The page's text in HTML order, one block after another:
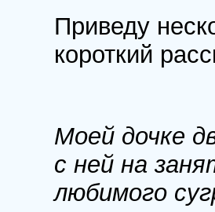
Приведу
короткий
Моей дочке
с ней на
любимого